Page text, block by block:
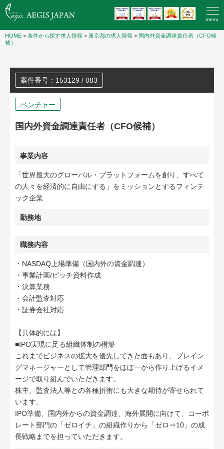
menu
HOME > 条件から探す求人情報 > 東京都の求人情報 > 国内外資金調達責任者（CFO候
補）
案件番号：153129 / 083
ベンチャー
国内外資金調達責任者（CFO候補）
事業内容
「世界最大のグローバル・プラットフォームを創り、すべて
の人々を経済的に自由にする」をミッションとするフィンテ
ック企業
勤務地
職務内容
・NASDAQ上場準備（国内外の資金調達）
・事業計画/ピッチ資料作成
・決算業務
・会計監査対応
・証券会社対応
【具体的には】
■IPO実現に足る組織体制の構築
これまでビジネスの拡大を優先してきた面もあり、プレイン
グマネージャーとして管理部門をほぼ一から作り上げるイメ
ージで取り組んでいただきます。
株主、監査法人等との各種折衝にも大きな期待が寄せられて
います。
IPO準備、国内外からの資金調達、海外展開に向けて、コーポ
レート部門の「ゼロイチ」の組織作りから「ゼロ⇒10」の成
長戦略までを担っていただきます。